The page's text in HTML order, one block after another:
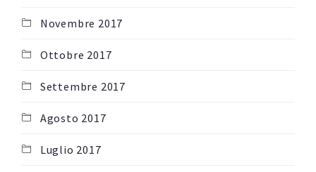
Novembre 2017
Ottobre 2017
Settembre 2017
Agosto 2017
Luglio 2017